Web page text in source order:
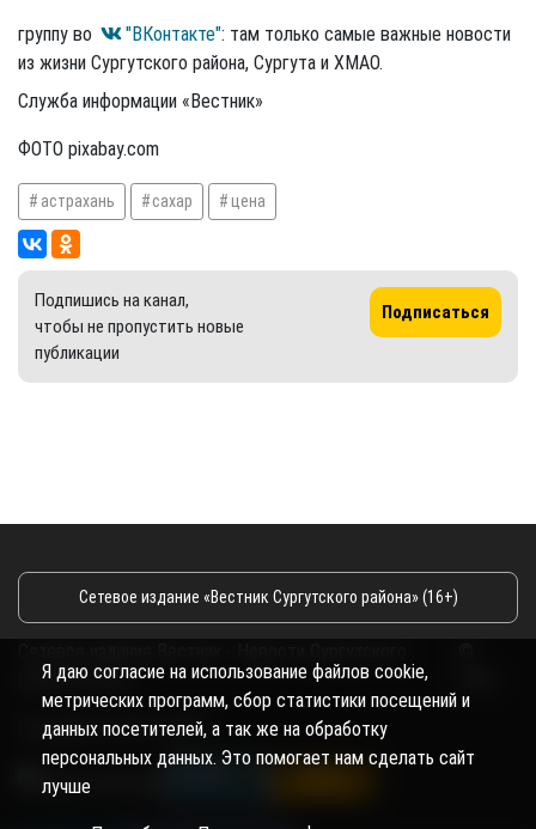
группу во
"ВКонтакте": там только самые важные новости
из жизни Сургутского района, Сургута и ХМАО.
Служба информации «Вестник»
ФОТО pixabay.com
астрахань сахар цена
Подпишись на канал,
чтобы не пропустить новые
публикации
Подписаться
Сетевое издание «Вестник Сургутского района» (16+)
района и Югры
Copyright © 2018- 2026
Я даю согласие на использование файлов cookie,
метрических программ, сбор статистики посещений и
данных посетителей, а так же на обработку
персональных данных. Это помогает нам сделать сайт
лучше